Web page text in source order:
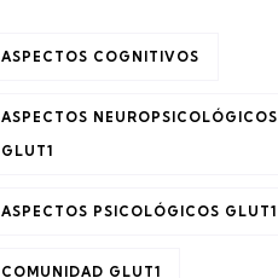
ASPECTOS COGNITIVOS
ASPECTOS NEUROPSICOLÓGICOS
GLUT1
ASPECTOS PSICOLÓGICOS GLUT1
COMUNIDAD GLUT1